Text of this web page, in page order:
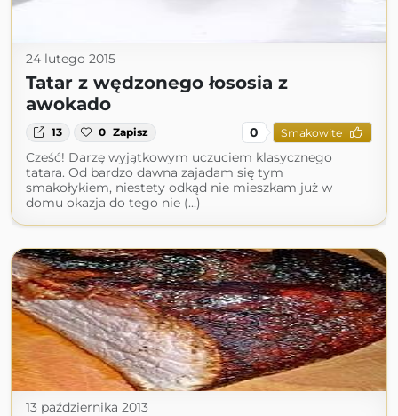
24 lutego 2015
Tatar z wędzonego łososia z
awokado
13 0 Zapisz 0 Smakowite
Cześć! Darzę wyjątkowym uczuciem klasycznego
tatara. Od bardzo dawna zajadam się tym
smakołykiem, niestety odkąd nie mieszkam już w
domu okazja do tego nie (...)
13 października 2013